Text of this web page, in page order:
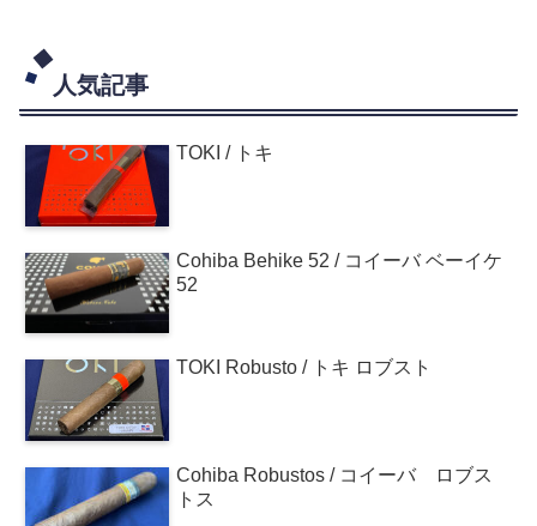
人気記事
TOKI / トキ
Cohiba Behike 52 / コイーバ ベーイケ
52
TOKI Robusto / トキ ロブスト
Cohiba Robustos / コイーバ ロブス
トス